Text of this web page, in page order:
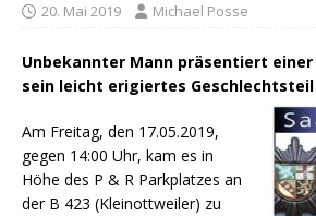
20. Mai 2019 Michael Posse
Unbekannter Mann präsentiert einer
sein leicht erigiertes Geschlechtsteil
Am Freitag, den 17.05.2019,
gegen 14:00 Uhr, kam es in
Höhe des P & R Parkplatzes an
der B 423 (Kleinottweiler) zu